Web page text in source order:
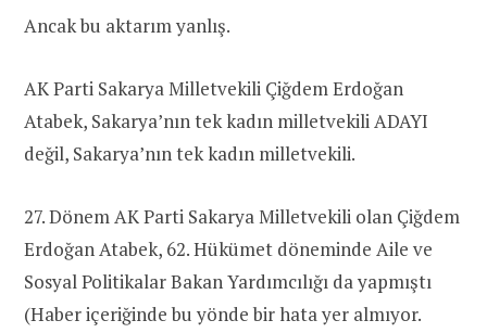
Ancak bu aktarım yanlış.
AK Parti Sakarya Milletvekili Çiğdem Erdoğan
Atabek, Sakarya’nın tek kadın milletvekili ADAYI
değil, Sakarya’nın tek kadın milletvekili.
27. Dönem AK Parti Sakarya Milletvekili olan Çiğdem
Erdoğan Atabek, 62. Hükümet döneminde Aile ve
Sosyal Politikalar Bakan Yardımcılığı da yapmıştı
(Haber içeriğinde bu yönde bir hata yer almıyor.